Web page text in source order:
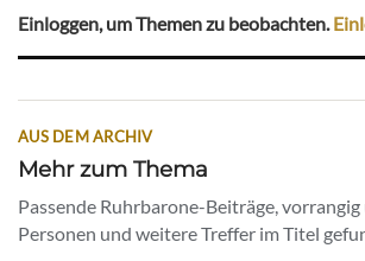
Einloggen, um Themen zu beobachten.
AUS DEM ARCHIV
Mehr zum Thema
Passende Ruhrbarone-Beiträge,
Personen und weitere Treffer im Titel